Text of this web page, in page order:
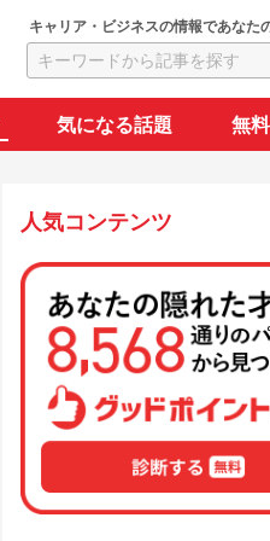
キャリア・ビジネスの情報であなた
気になる話題 無
人気コンテンツ